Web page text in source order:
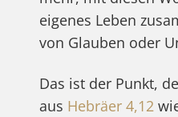
eigenes Leben
von Glauben oder
Das ist der Punkt,
aus Hebräer 4,12